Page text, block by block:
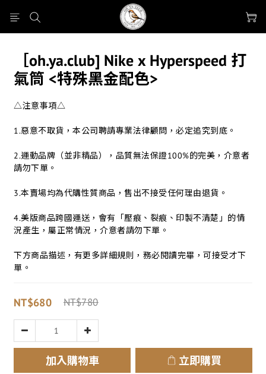
［oh.ya.club] Nike x Hyperspeed 打
氣筒 <特殊黑金配色>
△注意事項△
1.惡意不取貨，本公司聘請專業法律顧問，必定追究到底。
2.運動品牌（並非精品），品質無法保證100%的完美，介意者
請勿下單。
3.本賣場均為代購性質商品，售出不接受任何理由退貨。
4.美版商品跨國運送，會有「壓痕、裂痕、印製不清楚」的情
況產生，屬正常情況，介意者請勿下單。
下方商品描述，有更多詳細規則，務必閱讀完畢，可接受才下
單。
NT$680 NT$780
加入購物車 立即購買